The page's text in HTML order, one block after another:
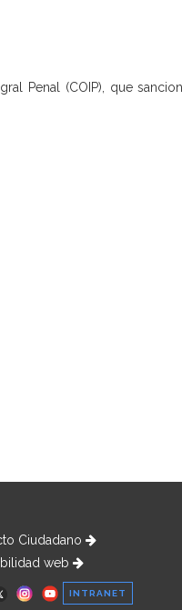
Penal (COIP), que
Ciudadano
web
INTRANET